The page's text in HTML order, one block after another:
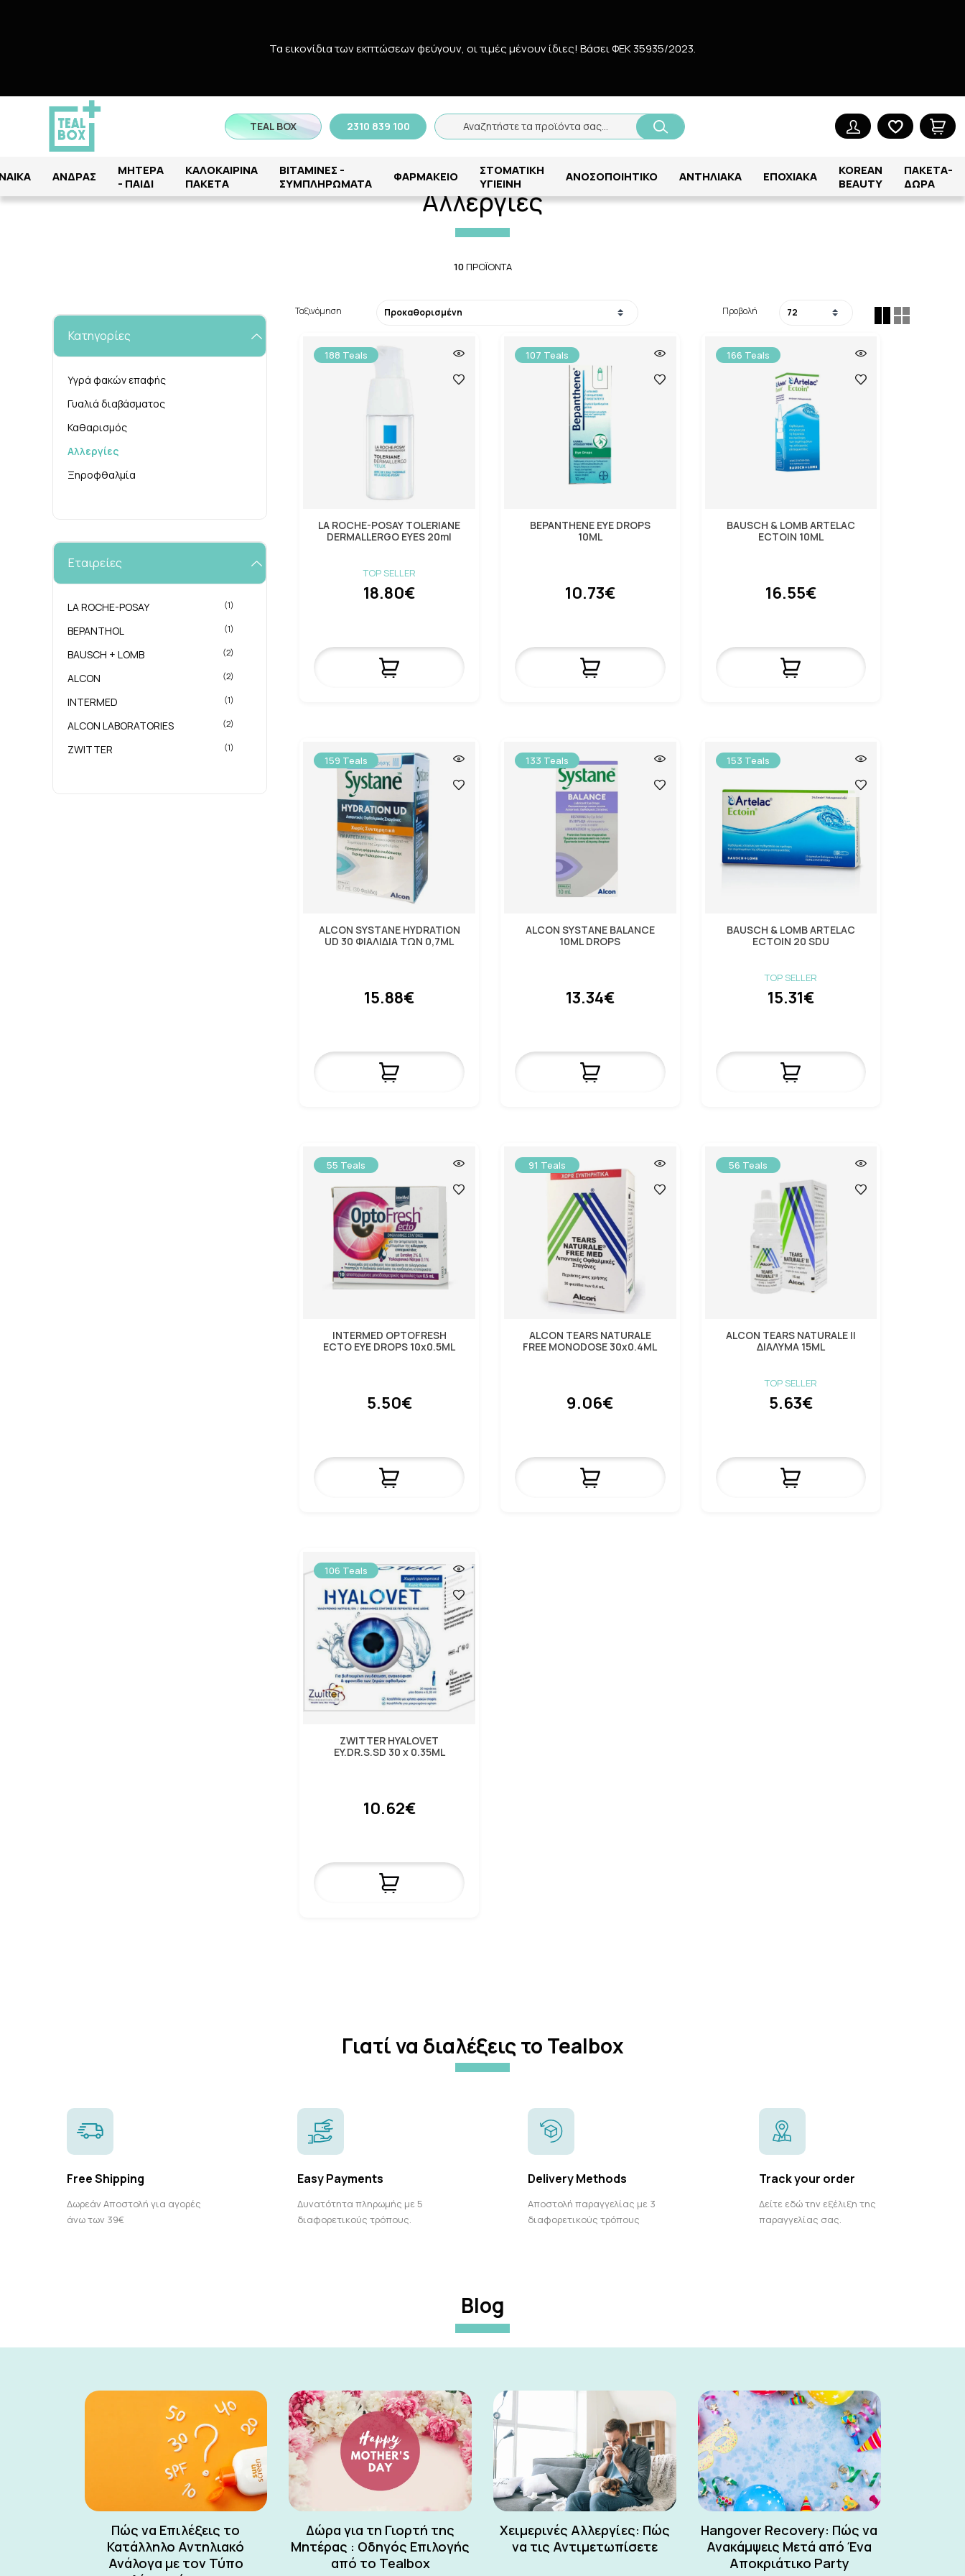
Τα εικονίδια των εκπτώσεων φεύγουν, οι τιμές μένουν ίδιες! Bάσει ΦΕΚ 35935/2023.
TEAL BOX 2310 839 100 Αναζητήστε τα προϊόντα σας...
ΑΝΔΡΑΣ
ΜΗΤΕΡΑ
- ΠΑΙΔΙ
ΚΑΛΟΚΑΙΡΙΝΑ
ΠΑΚΕΤΑ
ΒΙΤΑΜΙΝΕΣ -
ΣΥΜΠΛΗΡΩΜΑΤΑ
ΦΑΡΜΑΚΕΙΟ
ΣΤΟΜΑΤΙΚΗ
ΥΓΙΕΙΝΗ
ΑΝΟΣΟΠΟΙΗΤΙΚΟ ΑΝΤΗΛΙΑΚΑ ΕΠΟΧΙΑΚΑ
KOREAN
BEAUTY
ΠΑΚΕΤΑ-
ΔΩΡΑ
Αναζήτηση
Αλλεργίες
10ΠΡΟΪΌΝΤΑ
Κατηγορίες
Υγρά φακών επαφής
Γυαλιά διαβάσματος
Καθαρισμός
Αλλεργίες
Ξηροφθαλμία
Εταιρείες
LA ROCHE-POSAY (1)
BEPANTHOL (1)
BAUSCH + LOMB (2)
ALCON (2)
INTERMED (1)
ALCON LABORATORIES (2)
ZWITTER (1)
Ταξινόμηση Προβολή
188 Teals
LA ROCHE-POSAY TOLERIANE
DERMALLERGO EYES 20ml
TOP SELLER
18.80€
107 Teals
BEPANTHENE EYE DROPS
10ML
10.73€
166 Teals
BAUSCH & LOMB ARTELAC
ECTOIN 10ML
16.55€
159 Teals
ALCON SYSTANE HYDRATION
UD 30 ΦΙΑΛΙΔΙΑ ΤΩΝ 0,7ML
15.88€
133 Teals
ALCON SYSTANE BALANCE
10ML DROPS
13.34€
153 Teals
BAUSCH & LOMB ARTELAC
ECTOIN 20 SDU
TOP SELLER
15.31€
55 Teals
INTERMED OPTOFRESH
ECTO EYE DROPS 10x0.5ML
5.50€
91 Teals
ALCON TEARS NATURALE
FREE MONODOSE 30x0.4ML
9.06€
56 Teals
ALCON TEARS NATURALE II
ΔΙΑΛΥΜΑ 15ML
TOP SELLER
5.63€
106 Teals
ZWITTER HYALOVET
EY.DR.S.SD 30 x 0.35ML
10.62€
Γιατί να διαλέξεις το Tealbox
Free Shipping
Δωρεάν Αποστολή για αγορές
άνω των 39€
Easy Payments
Δυνατότητα πληρωμής με 5
διαφορετικούς τρόπους.
Delivery Methods
Αποστολή παραγγελίας με 3
διαφορετικούς τρόπους
Track your order
Δείτε εδώ την εξέλιξη της
παραγγελίας σας.
Blog
Πώς να Επιλέξεις το
Κατάλληλο Αντηλιακό
Ανάλογα με τον Τύπο
Δώρα για τη Γιορτή της
Μητέρας : Οδηγός Επιλογής
από το Tealbox
Χειμερινές Αλλεργίες: Πώς
να τις Αντιμετωπίσετε
Hangover Recovery: Πώς να
Ανακάμψεις Μετά από Ένα
Αποκριάτικο Party